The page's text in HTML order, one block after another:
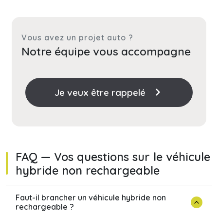
Vous avez un projet auto ?
Notre équipe vous accompagne
Je veux être rappelé
FAQ — Vos questions sur le véhicule
hybride non rechargeable
Faut-il brancher un véhicule hybride non
rechargeable ?